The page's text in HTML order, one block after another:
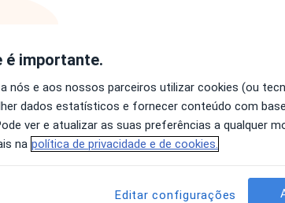
Solicite um atendimento
é importante.
nós e aos nossos parceiros utilizar cookies (ou
dados estatísticos e fornecer conteúdo com
ver e atualizar as suas preferências a qualquer
na política de privacidade e de cookies.
Editar configurações